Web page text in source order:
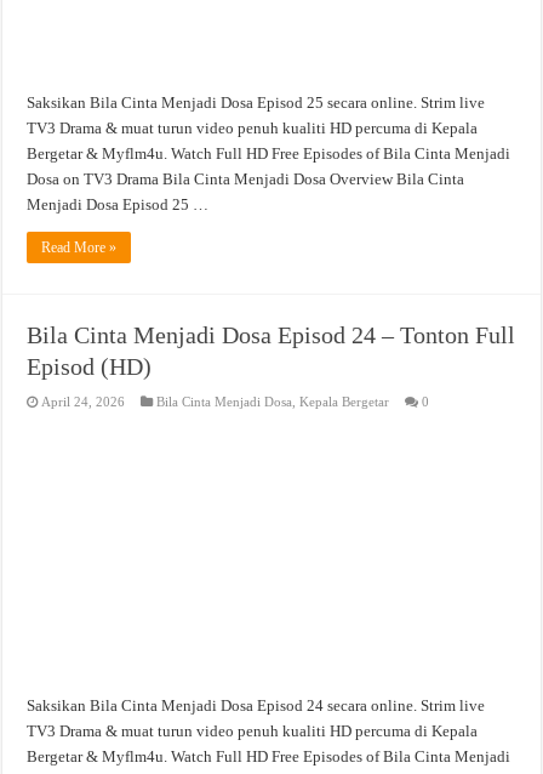
Saksikan Bila Cinta Menjadi Dosa Episod 25 secara online. Strim live
TV3 Drama & muat turun video penuh kualiti HD percuma di Kepala
Bergetar & Myflm4u. Watch Full HD Free Episodes of Bila Cinta Menjadi
Dosa on TV3 Drama Bila Cinta Menjadi Dosa Overview Bila Cinta
Menjadi Dosa Episod 25 …
Read More »
Bila Cinta Menjadi Dosa Episod 24 – Tonton Full
Episod (HD)
April 24, 2026 Bila Cinta Menjadi Dosa ,Kepala Bergetar 0
Saksikan Bila Cinta Menjadi Dosa Episod 24 secara online. Strim live
TV3 Drama & muat turun video penuh kualiti HD percuma di Kepala
Bergetar & Myflm4u. Watch Full HD Free Episodes of Bila Cinta Menjadi